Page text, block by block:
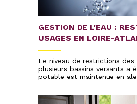
GESTION DE L'EAU :
USAGES EN LOIRE-
Le niveau de restrictions des
plusieurs bassins versants a
potable est maintenue en